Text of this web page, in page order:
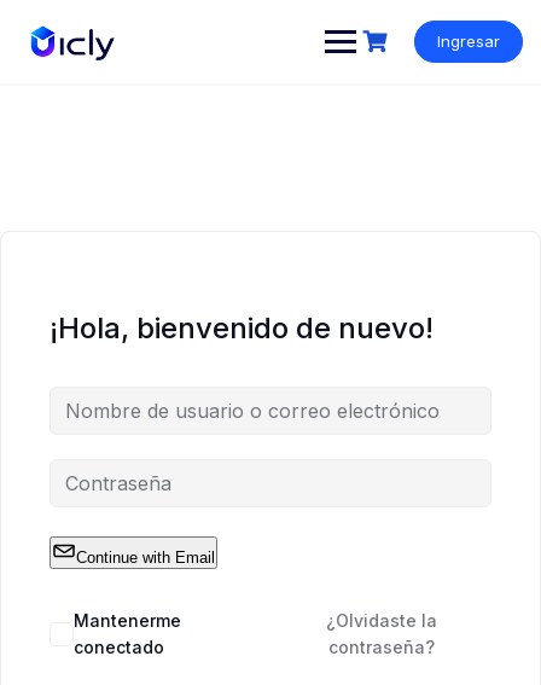
Ingresar
¡Hola, bienvenido de nuevo!
Continue with Email
Mantenerme
conectado
¿Olvidaste la
contraseña?